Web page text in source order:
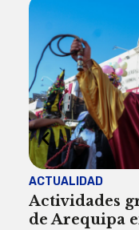
ACTUALIDAD
Actividades
de Arequipa